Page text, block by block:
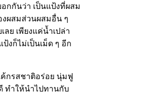
กกันว่า เป็นแป้งที่ผสม
งผสมส่วนผสมอื่น ๆ
ลย เพียงแค่น้ำเปล่า
งก็ไม่เป็นเม็ด ๆ อีก
กรสชาติอร่อย นุ่มฟู
ทำให้นำไปทานกับ